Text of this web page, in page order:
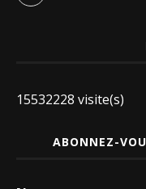
15532228 visite(s)
ABONNEZ-